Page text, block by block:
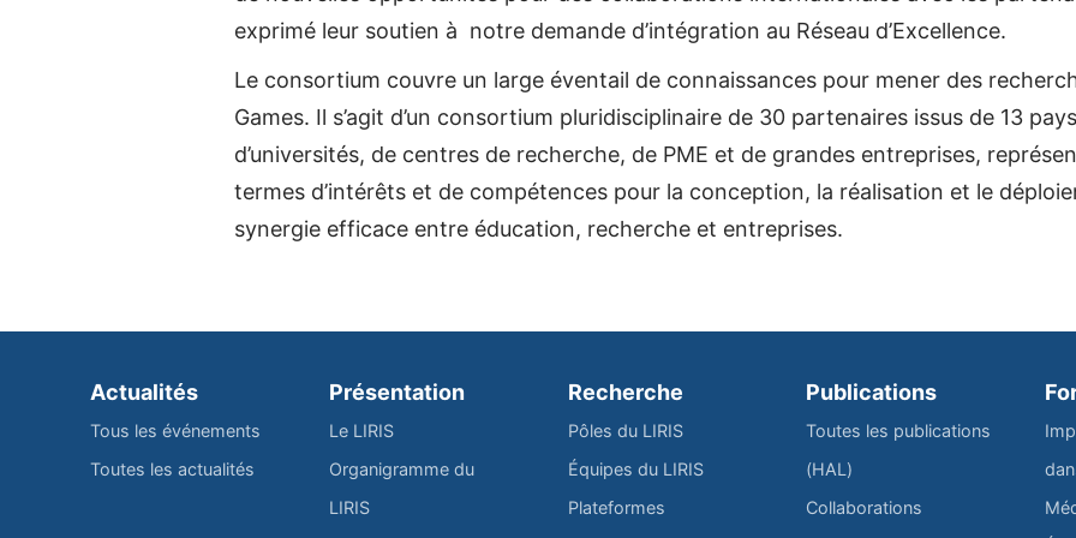
exprimé leur soutien à notre demande d’intégration au Réseau d’Excellence.
Le consortium couvre un large éventail de connaissances pour mener des
Games. Il s’agit d’un consortium pluridisciplinaire de 30 partenaires issus de 13
d’universités, de centres de recherche, de PME et de grandes entreprises,
termes d’intérêts et de compétences pour la conception, la réalisation et le
synergie efficace entre éducation, recherche et entreprises.
Actualités
Tous les événements
Toutes les actualités
Présentation
Le LIRIS
Organigramme du
LIRIS
Recherche
Pôles du LIRIS
Équipes du LIRIS
Plateformes
Publications
Toutes les publications
(HAL)
Collaborations